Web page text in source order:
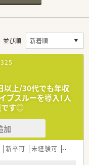
並び順
以上/30代でも年収
ブスルーを導入！人
です◎
加
新卒可 未経験可 ブラン